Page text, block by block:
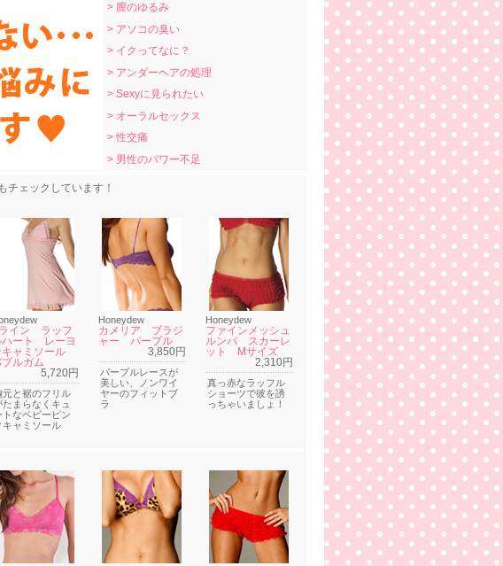
> 膣のゆるみ
> アソコの臭い
> イクってなに？
> アンダーヘアの処理
> Sexyに見られたい
> オーラルセックス
> 性交痛
> 男性のパワー不足
チェックしています！
イン ラッフ
ハート レーヨ
キャミソール
ルガム
5,720円
元と裾のフリル
たまらなくキュ
トなベビーピン
キャミソール
Honeydew
カメリア ブラジ
ャー パープル
3,850円
パープルレースが
美しい、ノンワイ
ヤーのフィットブ
ラ
Honeydew
ファインメッシュ
ルンバ スカーレ
ット Mサイズ
2,310円
真っ赤なラッフル
ショーツで彼を誘
っちゃいましょ！